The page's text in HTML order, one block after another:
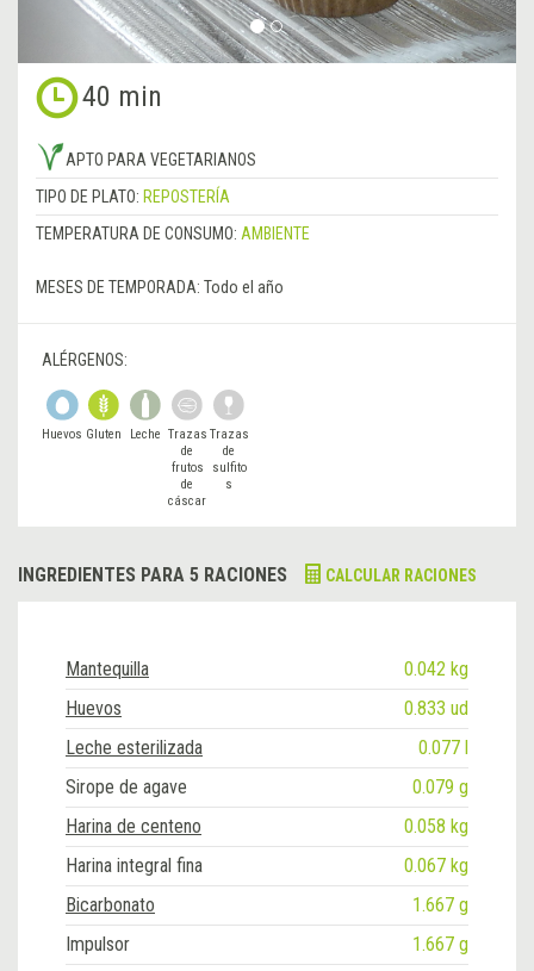
40 min
APTO PARA VEGETARIANOS
TIPO DE PLATO: REPOSTERÍA
TEMPERATURA DE CONSUMO: AMBIENTE
MESES DE TEMPORADA: Todo el año
ALÉRGENOS:
Huevos Gluten Leche Trazas
de
frutos
de
cáscar
Trazas
de
sulfito
s
INGREDIENTES PARA 5 RACIONES CALCULAR RACIONES
Mantequilla
0.042 kg
Huevos
0.833 ud
Leche esterilizada
0.077 l
Sirope de agave
0.079 g
Harina de centeno
0.058 kg
Harina integral fina
0.067 kg
Bicarbonato
1.667 g
Impulsor
1.667 g